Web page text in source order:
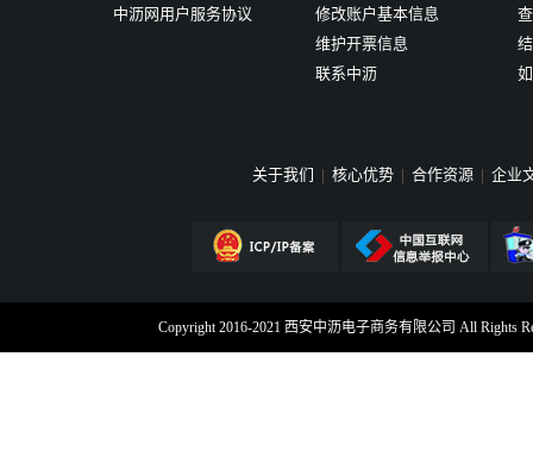
中沥网用户服务协议
修改账户基本信息
维护开票信息
联系中沥
关于我们 | 核心优势 | 合作资源 | 企业
Copyright 2016-2021 西安中沥电子商务有限公司 All